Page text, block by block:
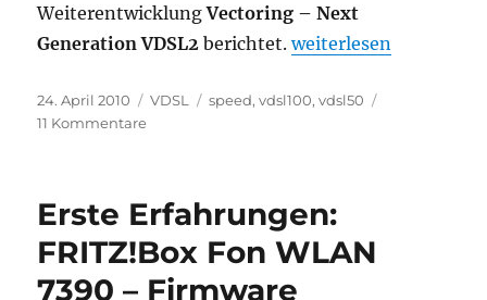
WeiterentwicklungVectoring – Next
Generation VDSL2 berichtet.„VDSL100? Wird es
weiterlesen
Veröffentlicht
am
24. April 2010 Kategorien
VDSL Schlagwörter
speed,vdsl100,vdsl50
11 Kommentarezu
bald
schneller?
Erste Erfahrungen:
FRITZ!Box Fon WLAN
7390 – Firmware